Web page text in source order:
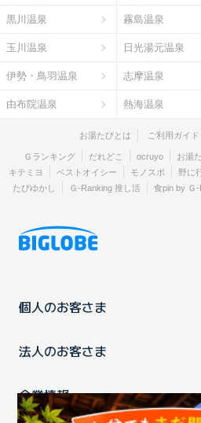
黒川温泉 霧島温泉
玉川温泉 日光湯元温泉
伊勢・鳥羽温泉 志摩温泉
由布院温泉 熱海温泉
お湯たびとは ご利用ガイド
Ｇランキング だれどこ ocruyo お湯
キテミヨ
ベストオイシー モノスポ 野に
たびゆかし
Ｇ-Ranking 推し活 食pin by Ｇ
個人のお客さま
法人のお客さま
企業情報